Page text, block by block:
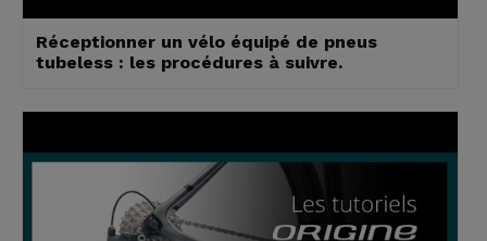
Réceptionner un vélo équipé de pneus
tubeless : les procédures à suivre.